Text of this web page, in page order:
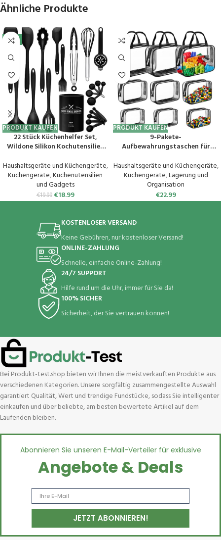
Ähnliche Produkte
-5%
PRODUKT KAUFEN
22 Stück Küchenhelfer Set,
Wildone Silikon Kochutensilien
Utensilienhalter,
Hitzebeständiger Kochgeschirr
Set, Antihaftbeschichtete,
Spülmaschinenfest (Schwarz)
Haushaltsgeräte und Küchengeräte,
Küchengeräte,Küchenutensilien
und Gadgets
€19.99 €18.99
PRODUKT KAUFEN
9-Pakete-
Aufbewahrungstaschen für
wasserdichte PVC-
Toilettentaschen, farblose,
transparente Reise-
Toilettentaschen Schwarz
Haushaltsgeräte und Küchengeräte,
Küchengeräte,Lagerung und
Organisation
€22.99
KOSTENLOSER VERSAND
Keine Gebühren, nur kostenloser Versand!
ONLINE-ZAHLUNG
Schnelle, einfache Online-Zahlung!
24/7 SUPPORT
Hilfe rund um die Uhr, immer für Sie da!
100% SICHER
Sicherheit, der Sie vertrauen können!
Bei Produkt-test.shop bieten wir Ihnen die meistverkauften Produkte aus
verschiedenen Kategorien. Unsere sorgfältig zusammengestellte Auswahl
garantiert Qualität, Wert und trendige Fundstücke, sodass Sie intelligenter
einkaufen und über beliebte, am besten bewertete Artikel auf dem
Laufenden bleiben.
Abonnieren Sie unseren E-Mail-Verteiler für exklusive
Angebote & Deals